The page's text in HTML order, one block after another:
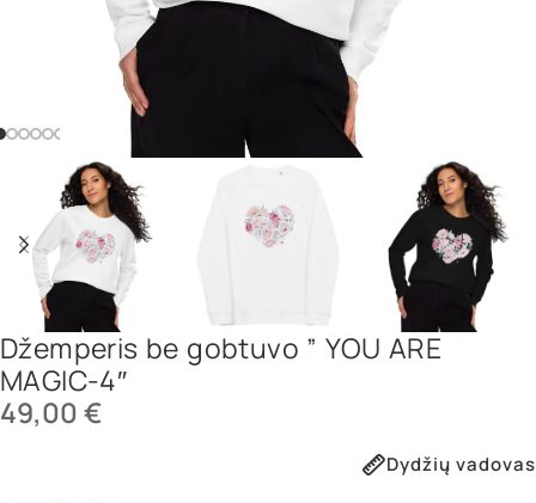
Džemperis be gobtuvo ” YOU ARE
MAGIC-4″
49,00€
Dydžių vadovas